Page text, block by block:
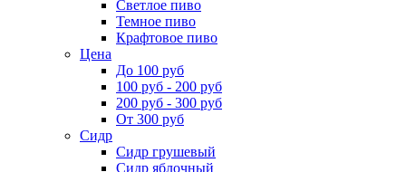
Светлое пиво
Темное пиво
Крафтовое пиво
Цена
До 100 руб
100 руб - 200 руб
200 руб - 300 руб
От 300 руб
Сидр
Сидр грушевый
Сидр яблочный